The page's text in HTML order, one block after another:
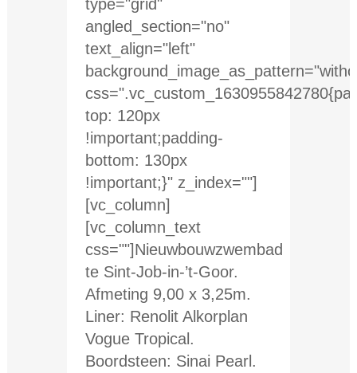
type="grid"
angled_section="no"
text_align="left"
top: 120px
!important;padding-
bottom: 130px
!important;}" z_index=""]
[vc_column]
[vc_column_text
css=""]Nieuwbouwzwembad
te Sint-Job-in-’t-Goor.
Afmeting 9,00 x 3,25m.
Liner: Renolit Alkorplan
Vogue Tropical.
Boordsteen: Sinai Pearl.